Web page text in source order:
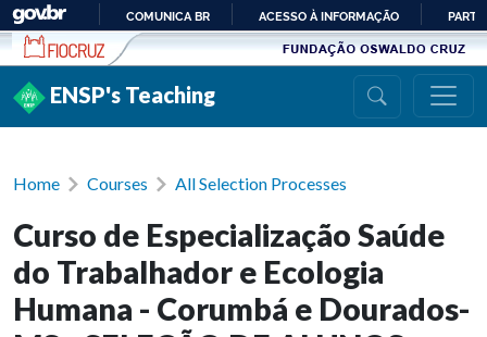
Ir para conteúdo
PARA
COMUNICA BR ACESSO À INFORMAÇÃO
ENSP's Teaching
Home Courses All Selection Processes
Curso de Especialização Saúde
do Trabalhador e Ecologia
Humana - Corumbá e Dourados-